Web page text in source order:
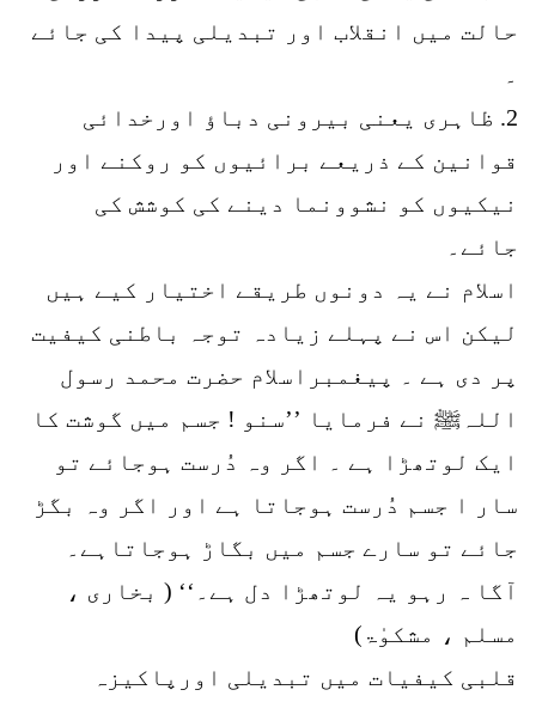
حالت میں انقلاب اور تبدیلی پیدا کی جائے
۔
2. ظاہری یعنی بیرونی دباؤ اورخدائی
قوانین کے ذریعے برائیوں کو روکنے اور
نیکیوں کو نشوونما دینے کی کوشش کی
جائے۔
اسلام نے یہ دونوں طریقے اختیار کیے ہیں
لیکن اس نے پہلے زیادہ توجہ باطنی کیفیت
پر دی ہے ۔ پیغمبراسلام حضرت محمد رسول
اللہﷺ نے فرمایا ’’سنو ! جسم میں گوشت کا
ایک لوتھڑا ہے ۔ اگر وہ دُرست ہوجائے تو
سار ا جسم دُرست ہوجاتا ہے اور اگر وہ بگڑ
جائے تو سارے جسم میں بگاڑ ہوجاتاہے۔
آگا ہ رہو یہ لوتھڑا دل ہے۔‘‘ ( بخاری ،
مسلم ، مشکوٰۃ)
قلبی کیفیات میں تبدیلی اورپاکیزہ